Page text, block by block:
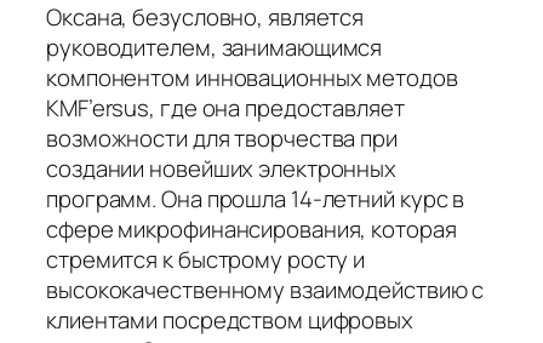
Оксана, безусловно, является
руководителем, занимающимся
компонентом инновационных методов
KMF’ersus, где она предоставляет
возможности для творчества при
создании новейших электронных
программ. Она прошла 14-летний курс в
сфере микрофинансирования, которая
стремится к быстрому росту и
высококачественному взаимодействию с
клиентами посредством цифровых